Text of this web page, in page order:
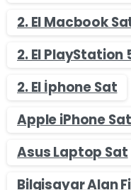
2. El Macbook
2. El PlayStation
2. El İphone Sat
Apple iPhone
Asus Laptop Sat
Bilgisayar Alan